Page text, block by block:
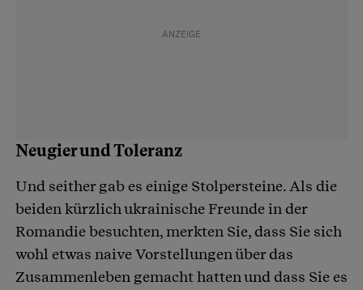
Neugier und Toleranz
Und seither gab es einige Stolpersteine. Als die
beiden kürzlich ukrainische Freunde in der
Romandie besuchten, merkten Sie, dass Sie sich
wohl etwas naive Vorstellungen über das
Zusammenleben gemacht hatten und dass Sie es